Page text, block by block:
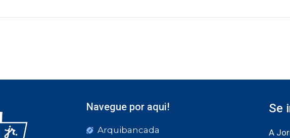
Navegue por aqui!
Arquibancada
Se
A